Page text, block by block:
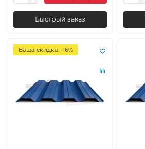
Быстрый заказ
Ваша скидка: -16%